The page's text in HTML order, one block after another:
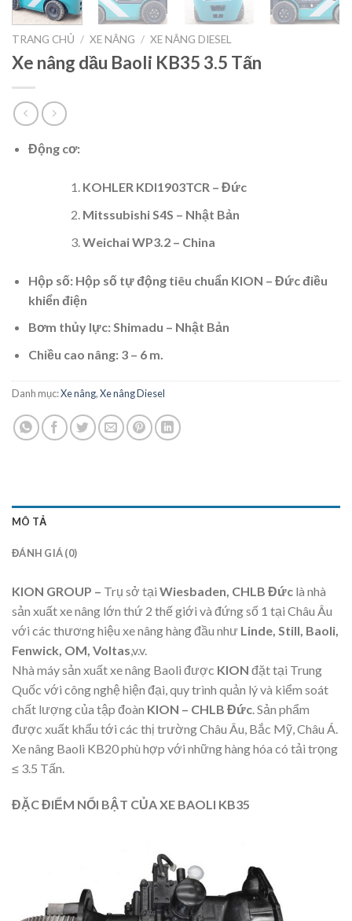
TRANG CHỦ / XE NÂNG / XE NÂNG DIESEL
Xe nâng dầu Baoli KB35 3.5 Tấn
Động cơ:
KOHLER KDI1903TCR – Đức
Mitssubishi S4S – Nhật Bản
Weichai WP3.2 – China
Hộp số: Hộp số tự động tiêu chuẩn KION – Đức điều
khiển điện
Bơm thủy lực: Shimadu – Nhật Bản
Chiều cao nâng: 3 – 6 m.
Danh mục:Xe nâng,Xe nâng Diesel
MÔ TẢ
ĐÁNH GIÁ (0)
KION GROUP – Trụ sở tại Wiesbaden, CHLB Đức là nhà
sản xuất xe nâng lớn thứ 2 thế giới và đứng số 1 tại Châu Âu
với các thương hiệu xe nâng hàng đầu như Linde, Still, Baoli,
Fenwick, OM, Voltas,v.v.
Nhà máy sản xuất xe nâng Baoli được KION đặt tại Trung
Quốc với công nghệ hiện đại, quy trình quản lý và kiểm soát
chất lượng của tập đoàn KION – CHLB Đức. Sản phẩm
được xuất khẩu tới các thị trường Châu Âu, Bắc Mỹ, Châu Á.
Xe nâng Baoli KB20 phù hợp với những hàng hóa có tải trọng
≤ 3.5 Tấn.
ĐẶC ĐIỂM NỔI BẬT CỦA XE BAOLI KB35